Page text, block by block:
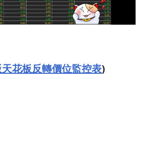
花板反轉價位監控表)